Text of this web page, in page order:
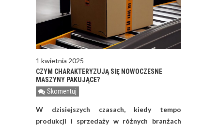
1 kwietnia 2025
CZYM CHARAKTERYZUJĄ SIĘ NOWOCZESNE
MASZYNY PAKUJĄCE?
Skomentuj
W dzisiejszych czasach, kiedy tempo
produkcji i sprzedaży w różnych branżach